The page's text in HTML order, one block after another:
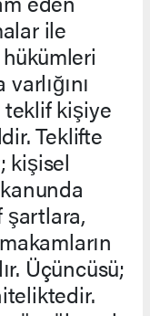
ile
teklif kişiye
Teklifte
kişisel
şartlara,
Üçüncüsü;